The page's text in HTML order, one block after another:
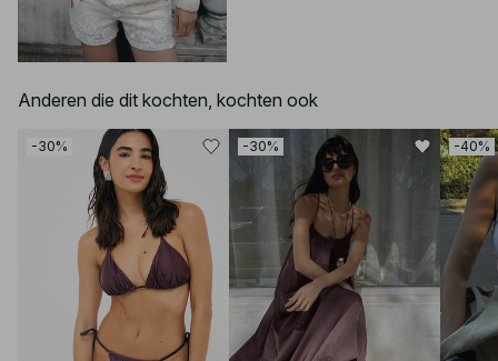
Anderen die dit kochten, kochten ook
-30% -30% -40%